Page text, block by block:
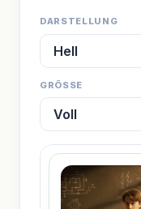
DARSTELLUNG
GRÖSSE